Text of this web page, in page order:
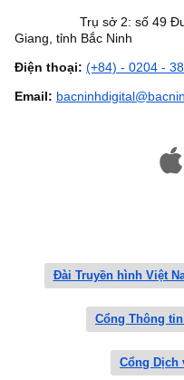
Trụ sở 2: số 49 Đường
Giang, tỉnh Bắc Ninh
Điện thoại: (+84) - 0204 -
Email:
Đài Truyền hình Việt
Cổng Thông
Cổng Dịch